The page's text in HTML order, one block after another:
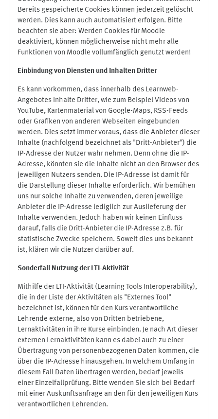
Bereits gespeicherte Cookies können jederzeit gelöscht
werden. Dies kann auch automatisiert erfolgen. Bitte
beachten sie aber: Werden Cookies für Moodle
deaktiviert, können möglicherweise nicht mehr alle
Funktionen von Moodle vollumfänglich genutzt werden!
Einbindung von Diensten und Inhalten Dritter
Es kann vorkommen, dass innerhalb des Learnweb-
Angebotes Inhalte Dritter, wie zum Beispiel Videos von
YouTube, Kartenmaterial von Google-Maps, RSS-Feeds
oder Grafiken von anderen Webseiten eingebunden
werden. Dies setzt immer voraus, dass die Anbieter dieser
Inhalte (nachfolgend bezeichnet als "Dritt-Anbieter") die
IP-Adresse der Nutzer wahr nehmen. Denn ohne die IP-
Adresse, könnten sie die Inhalte nicht an den Browser des
jeweiligen Nutzers senden. Die IP-Adresse ist damit für
die Darstellung dieser Inhalte erforderlich. Wir bemühen
uns nur solche Inhalte zu verwenden, deren jeweilige
Anbieter die IP-Adresse lediglich zur Auslieferung der
Inhalte verwenden. Jedoch haben wir keinen Einfluss
darauf, falls die Dritt-Anbieter die IP-Adresse z.B. für
statistische Zwecke speichern. Soweit dies uns bekannt
ist, klären wir die Nutzer darüber auf.
Sonderfall Nutzung der LTI-Aktivität
Mithilfe der LTI-Aktivität (Learning Tools Interoperability),
die in der Liste der Aktivitäten als "Externes Tool"
bezeichnet ist, können für den Kurs verantwortliche
Lehrende externe, also von Dritten betriebene,
Lernaktivitäten in ihre Kurse einbinden. Je nach Art dieser
externen Lernaktivitäten kann es dabei auch zu einer
Übertragung von personenbezogenen Daten kommen, die
über die IP-Adresse hinausgehen. In welchem Umfang in
diesem Fall Daten übertragen werden, bedarf jeweils
einer Einzelfallprüfung. Bitte wenden Sie sich bei Bedarf
mit einer Auskunftsanfrage an den für den jeweiligen Kurs
verantwortlichen Lehrenden.